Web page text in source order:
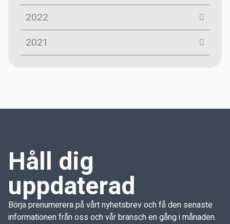
2022
2021
Håll dig
uppdaterad
Börja prenumerera på vårt nyhetsbrev och få den senaste
informationen från oss och vår bransch en gång i månaden.